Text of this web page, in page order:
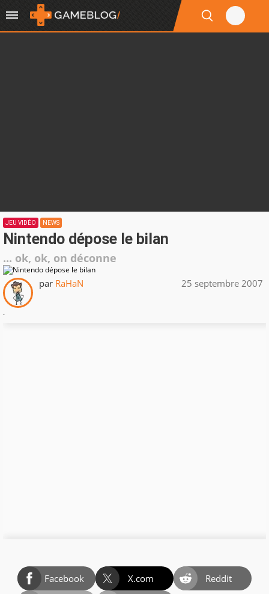
JEU VIDÉO NEWS
Nintendo dépose le bilan
... ok, ok, on déconne
par RaHaN 25 septembre 2007
.
Facebook X.com
Reddit